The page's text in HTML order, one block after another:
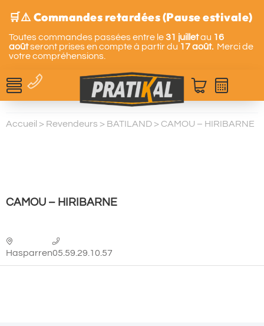
🛒⚠️ Commandes retardées (Pause estivale)
Toutes commandes passées entre le31 juilletau 16
aoûtseront prises en compte à partir du 17 août. Merci de
votre compréhensions.
Accueil > Revendeurs > BATILAND > CAMOU – HIRIBARNE
CAMOU – HIRIBARNE
Hasparren05.59.29.10.57